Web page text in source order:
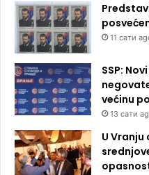
11 сати
SSP:
većinu
13 сати
U Vranju